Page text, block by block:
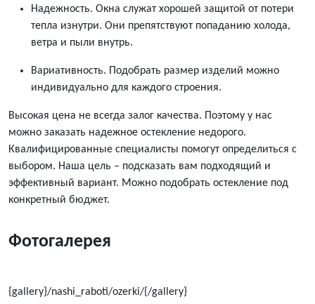
Надежность. Окна служат хорошей защитой от потери
тепла изнутри. Они препятствуют попаданию холода,
ветра и пыли внутрь.
Вариативность. Подобрать размер изделий можно
индивидуально для каждого строения.
Высокая цена не всегда залог качества. Поэтому у нас
можно заказать надежное остекление недорого.
Квалифицированные специалисты помогут определиться с
выбором. Наша цель – подсказать вам подходящий и
эффективный вариант. Можно подобрать остекление под
конкретный бюджет.
Фотогалерея
{gallery}/nashi_raboti/ozerki/{/gallery}